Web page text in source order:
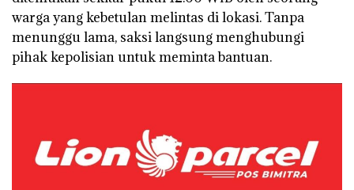
warga yang kebetulan melintas di lokasi. Tanpa
menunggu lama, saksi langsung menghubungi
pihak kepolisian untuk meminta bantuan.